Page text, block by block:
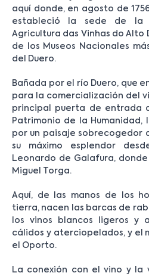
aquí donde, en agosto de
estableció la sede de la
Agricultura das Vinhas do Alto
de los Museos Nacionales
del Duero.
Bañada por el río Duero, que
para la comercialización del
principal puerta de entrada
Patrimonio de la
por un paisaje sobrecogedor
su máximo esplendor
Leonardo de Galafura,
Miguel Torga.
Aquí, de las manos de los
tierra, nacen las barcas de
los vinos blancos ligeros y
cálidos y aterciopelados, y el
el Oporto.
La conexión con el vino y la